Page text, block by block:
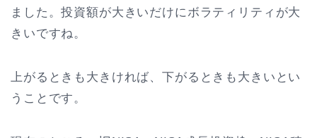
ました。投資額が大きいだけにボラティリティが大
きいですね。
上がるときも大きければ、下がるときも大きいとい
うことです。